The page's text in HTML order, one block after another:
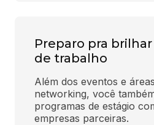
Preparo pra
de trabalho
Além dos eventos e
networking, você
programas de estágio
empresas parceiras.